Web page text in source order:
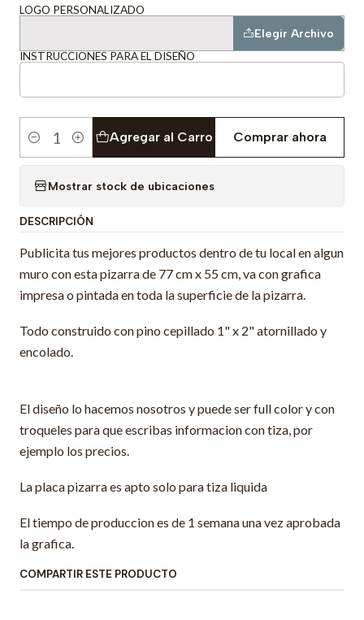
LOGO PERSONALIZADO
Elegir Archivo
INSTRUCCIONES PARA EL DISEÑO
Cantidad
Agregar al Carro Comprar ahora
Mostrar stock de ubicaciones
DESCRIPCIÓN
Publicita tus mejores productos dentro de tu local en algun
muro con esta pizarra de 77 cm x 55 cm, va con grafica
impresa o pintada en toda la superficie de la pizarra.
Todo construido con pino cepillado 1" x 2" atornillado y
encolado.
El diseño lo hacemos nosotros y puede ser full color y con
troqueles para que escribas informacion con tiza, por
ejemplo los precios.
La placa pizarra es apto solo para tiza liquida
El tiempo de produccion es de 1 semana una vez aprobada
la grafica.
COMPARTIR ESTE PRODUCTO